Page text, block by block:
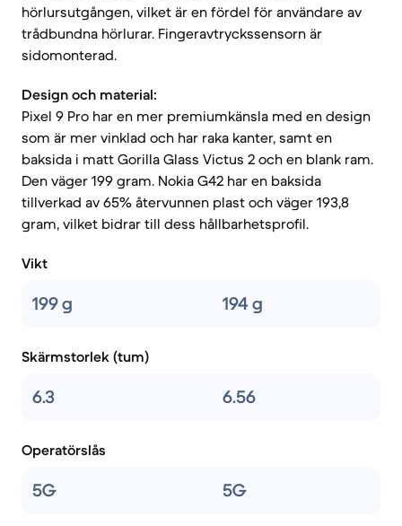
hörlursutgången, vilket är en fördel för användare av
trådbundna hörlurar. Fingeravtryckssensorn är
sidomonterad.
Design och material:
Pixel 9 Pro har en mer premiumkänsla med en design
som är mer vinklad och har raka kanter, samt en
baksida i matt Gorilla Glass Victus 2 och en blank ram.
Den väger 199 gram. Nokia G42 har en baksida
tillverkad av 65% återvunnen plast och väger 193,8
gram, vilket bidrar till dess hållbarhetsprofil.
Vikt
199 g 194 g
Skärmstorlek (tum)
6.3 6.56
Operatörslås
5G 5G